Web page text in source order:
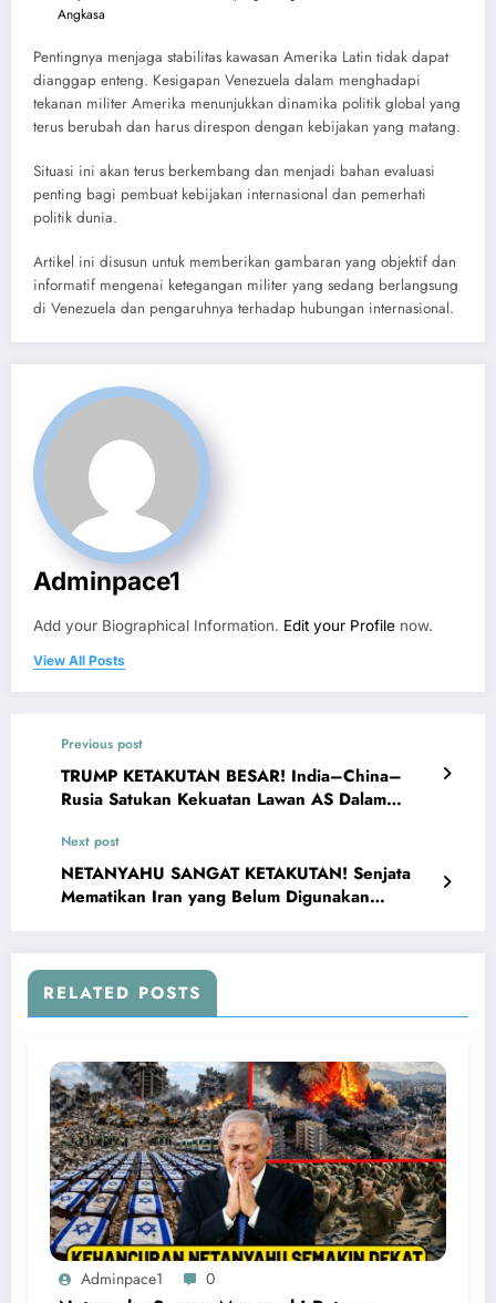
Angkasa
Pentingnya menjaga stabilitas kawasan Amerika Latin tidak dapat
dianggap enteng. Kesigapan Venezuela dalam menghadapi
tekanan militer Amerika menunjukkan dinamika politik global yang
terus berubah dan harus direspon dengan kebijakan yang matang.
Situasi ini akan terus berkembang dan menjadi bahan evaluasi
penting bagi pembuat kebijakan internasional dan pemerhati
politik dunia.
Artikel ini disusun untuk memberikan gambaran yang objektif dan
informatif mengenai ketegangan militer yang sedang berlangsung
di Venezuela dan pengaruhnya terhadap hubungan internasional.
Adminpace1
Add your Biographical Information. Edit your Profile now.
View All Posts
Previous post
TRUMP KETAKUTAN BESAR! India–China–
Rusia Satukan Kekuatan Lawan AS Dalam
Next post
NETANYAHU SANGAT KETAKUTAN! Senjata
Mematikan Iran yang Belum Digunakan
RELATED POSTS
Adminpace1 0